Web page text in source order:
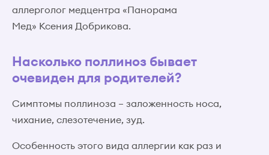
аллерголог медцентра «Панорама
Мед» Ксения Добрикова.
Насколько поллиноз бывает
очевиден для родителей?
Симптомы поллиноза – заложенность носа,
чихание, слезотечение, зуд.
Особенность этого вида аллергии как раз и